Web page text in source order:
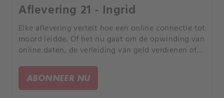
Aflevering 21 - Ingrid
Elke aflevering vertelt hoe een online connectie tot
moord leidde. Of het nu gaat om de opwinding van
online daten, de verleiding van geld verdienen of
anders, maar iedereen heeft een tragisch einde.
ABONNEER NU